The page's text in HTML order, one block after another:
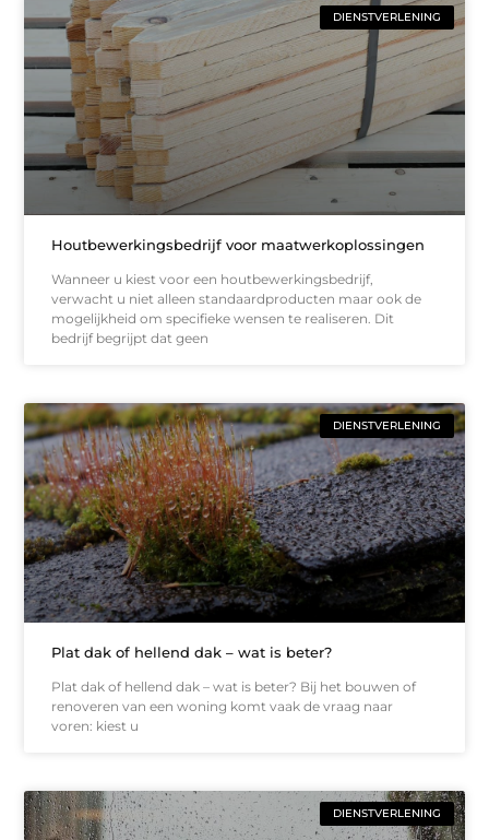
DIENSTVERLENING
Houtbewerkingsbedrijf voor maatwerkoplossingen
Wanneer u kiest voor een houtbewerkingsbedrijf,
verwacht u niet alleen standaardproducten maar ook de
mogelijkheid om specifieke wensen te realiseren. Dit
bedrijf begrijpt dat geen
DIENSTVERLENING
Plat dak of hellend dak – wat is beter?
Plat dak of hellend dak – wat is beter? Bij het bouwen of
renoveren van een woning komt vaak de vraag naar
voren: kiest u
DIENSTVERLENING